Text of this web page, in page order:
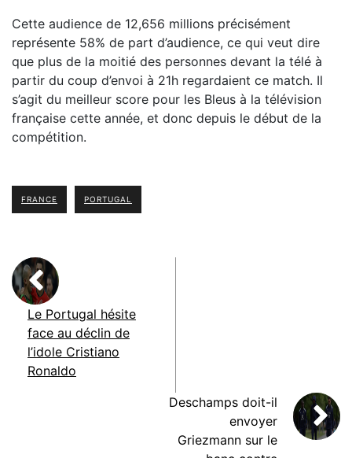
Cette audience de 12,656 millions précisément
représente 58% de part d’audience, ce qui veut dire
que plus de la moitié des personnes devant la télé à
partir du coup d’envoi à 21h regardaient ce match. Il
s’agit du meilleur score pour les Bleus à la télévision
française cette année, et donc depuis le début de la
compétition.
FRANCE PORTUGAL
Le Portugal hésite
face au déclin de
l’idole Cristiano
Ronaldo
Deschamps doit-il
envoyer
Griezmann sur le